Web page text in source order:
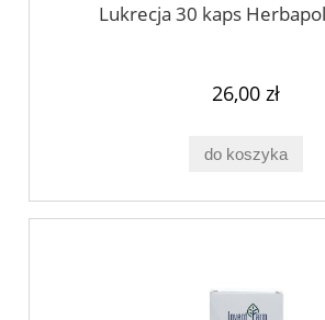
Lukrecja 30 kaps
26,00 zł
do koszyka